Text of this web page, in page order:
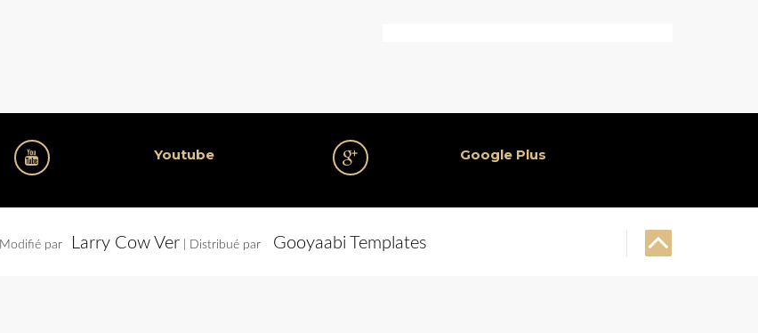
Youtube Google Plus
Modifié par Larry Cow Ver| Distribué par Gooyaabi Templates